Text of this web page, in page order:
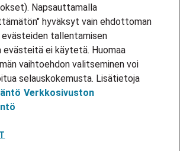
adecco.com/fi-fi
sisäänkirjautuminen
Napsauttamalla
hyväksyt vain ehdottoman
tallentamisen
ei käytetä. Huomaa
vaihtoehdon valitseminen voi
selauskokemusta. Lisätietoja
Verkkosivuston